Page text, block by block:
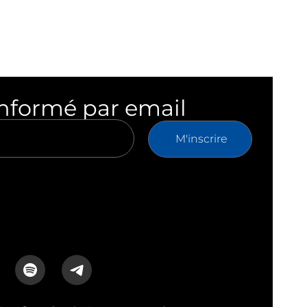
par email
M'inscrire